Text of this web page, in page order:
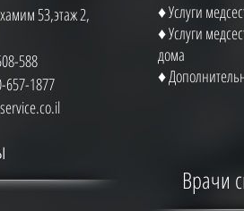
Врачи
53,этаж 2,
588
1877
♦ Услуги
♦ Услуги
дома
♦